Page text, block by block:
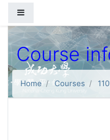
Course
Home Courses